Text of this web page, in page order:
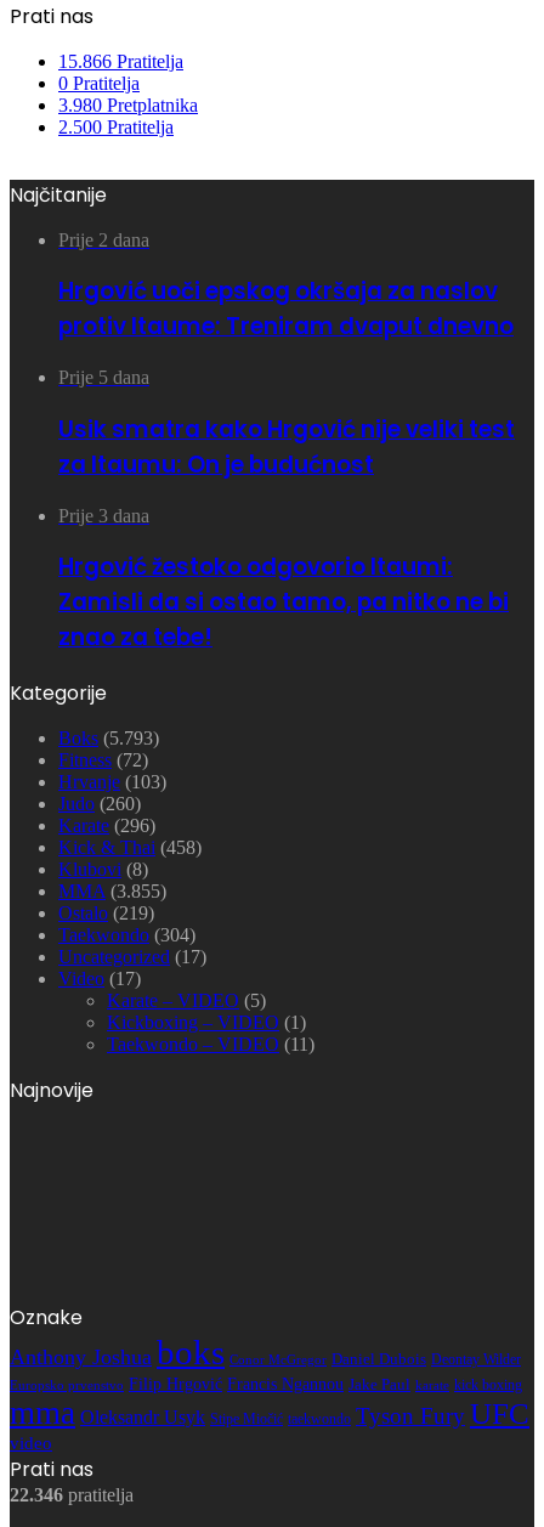
Prati nas
15.866 Pratitelja
0 Pratitelja
3.980 Pretplatnika
2.500 Pratitelja
Najčitanije
Prije 2 dana
Hrgović uoči epskog okršaja za naslov
protiv Itaume: Treniram dvaput dnevno
Prije 5 dana
Usik smatra kako Hrgović nije veliki test
za Itaumu: On je budućnost
Prije 3 dana
Hrgović žestoko odgovorio Itaumi:
Zamisli da si ostao tamo, pa nitko ne bi
znao za tebe!
Kategorije
Boks (5.793)
Fitness (72)
Hrvanje (103)
Judo (260)
Karate (296)
Kick & Thai (458)
Klubovi (8)
MMA (3.855)
Ostalo (219)
Taekwondo (304)
Uncategorized (17)
Video (17)
Karate – VIDEO (5)
Kickboxing – VIDEO (1)
Taekwondo – VIDEO (11)
Najnovije
Oznake
Anthony Joshua boks Conor McGregor Daniel Dubois Deontay Wilder
Europsko prvenstvo Filip Hrgović Francis Ngannou Jake Paul karate kick boxing
mma Oleksandr Usyk Stipe Miočić taekwondo Tyson FuryUFC
video
Prati nas
22.346 pratitelja